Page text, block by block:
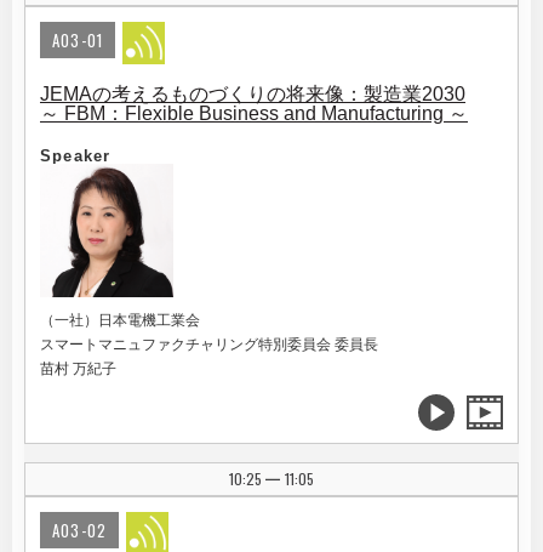
A03-01
JEMAの考えるものづくりの将来像：製造業2030
～ FBM：Flexible Business and Manufacturing ～
Speaker
（一社）日本電機工業会
スマートマニュファクチャリング特別委員会 委員長
苗村 万紀子
10:25 | 11:05
A03-02